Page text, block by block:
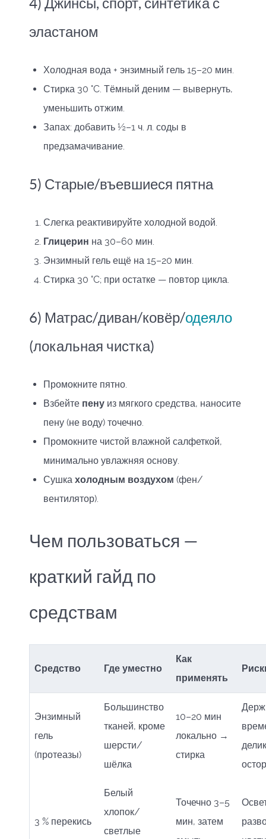
4) Джинсы, спорт, синтетика с
эластаном
Холодная вода + энзимный гель 15–20 мин.
Стирка 30 °C. Тёмный деним — вывернуть,
уменьшить отжим.
Запах: добавить ½–1 ч. л. соды в
предзамачивание.
5) Старые/въевшиеся пятна
Слегка реактивируйте холодной водой.
Глицерин на 30–60 мин.
Энзимный гель ещё на 15–20 мин.
Стирка 30 °C; при остатке — повтор цикла.
6) Матрас/диван/ковёр/одеяло
(локальная чистка)
Промокните пятно.
Взбейте пену из мягкого средства, наносите
пену (не воду) точечно.
Промокните чистой влажной салфеткой,
минимально увлажняя основу.
Сушка холодным воздухом (фен/
вентилятор).
Чем пользоваться —
краткий гайд по
средствам
Средство Где уместно
Как
применять
Энзимный
гель
(протеазы)
Большинство
тканей, кроме
шерсти/
шёлка
10–20 мин
локально →
стирка
3 % перекись
Белый
хлопок/
светлые
Точечно 3–5
мин, затем